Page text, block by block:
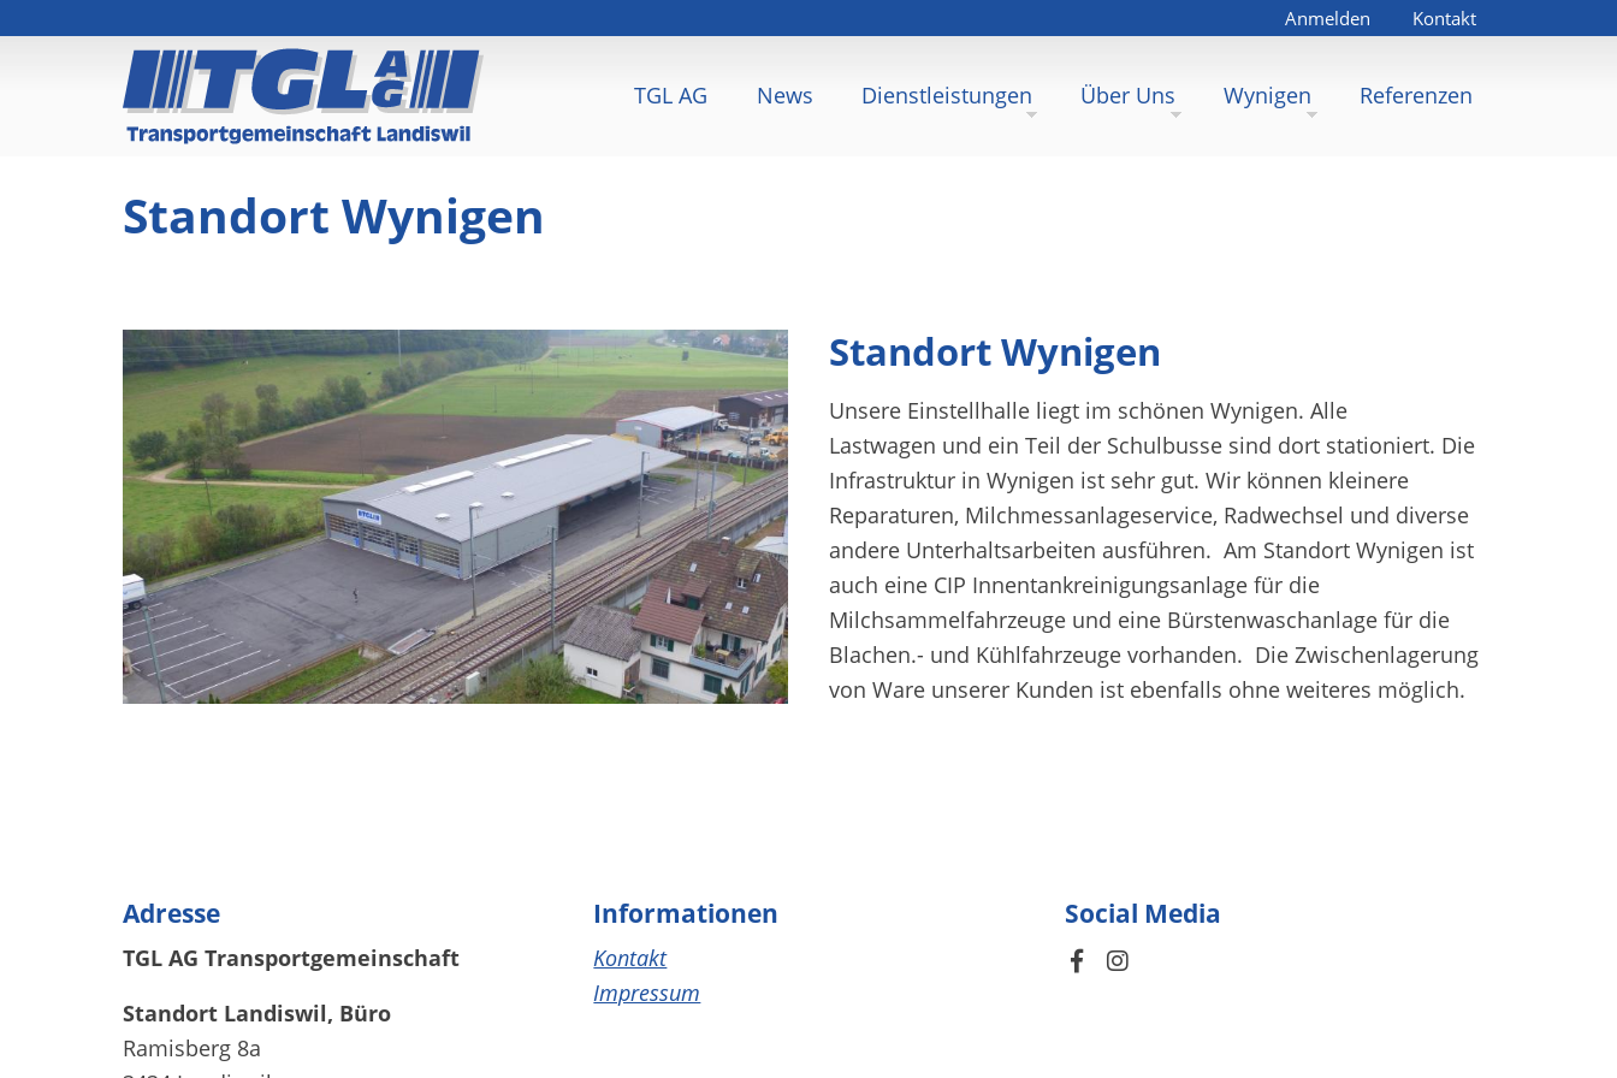
Benutzermenü
Anmelden Kontakt
TGL AG News Dienstleistungen Über Uns Wynigen Referenzen
Standort Wynigen
Standort Wynigen
Unsere Einstellhalle liegt im schönen Wynigen. Alle
Lastwagen und ein Teil der Schulbusse sind dort stationiert. Die
Infrastruktur in Wynigen ist sehr gut. Wir können kleinere
Reparaturen, Milchmessanlageservice, Radwechsel und diverse
andere Unterhaltsarbeiten ausführen. Am Standort Wynigen ist
auch eine CIP Innentankreinigungsanlage für die
Milchsammelfahrzeuge und eine Bürstenwaschanlage für die
Blachen.- und Kühlfahrzeuge vorhanden. Die Zwischenlagerung
von Ware unserer Kunden ist ebenfalls ohne weiteres möglich.
Adresse
TGL AG Transportgemeinschaft
Standort Landiswil, Büro
Ramisberg 8a
Informationen
Kontakt
Impressum
Social Media